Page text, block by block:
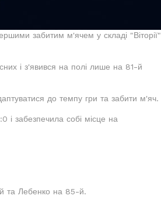
забитим м'ячем у складі "Віторії"
і з'явився на полі лише на 81-й
до темпу гри та забити м'яч.
і забезпечила собі місце на
та Лебенко на 85-й.